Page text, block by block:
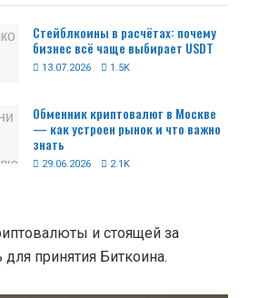
Стейблкоины в расчётах: почему
бизнес всё чаще выбирает USDT
13.07.2026 1.5K
Обменник криптовалют в Москве
— как устроен рынок и что важно
знать
29.06.2026 2.1K
и стоящей за
для принятия Биткоина.